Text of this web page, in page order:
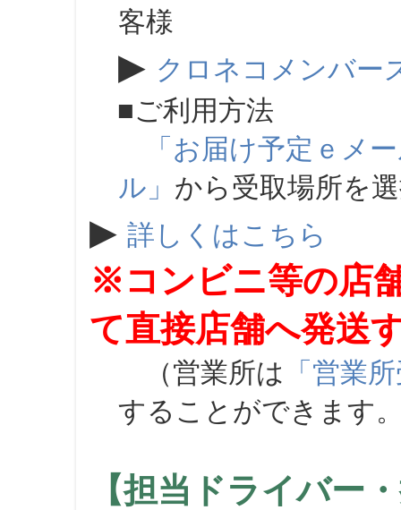
客様
▶ クロネコメンバー
■ご利用方法
「お届け予定ｅメ
ル」 から受取場所を
▶ 詳しくはこちら
※コンビニ等の店
て直接店舗へ発送
（営業所は 「営業
することができます
【担当ドライバー